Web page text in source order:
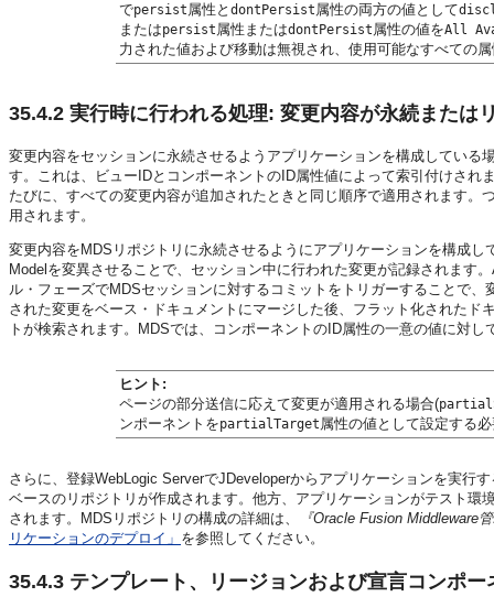
でpersist属性と dontPersist属性の両方の値として
またはpersist属性またはdontPersist属性の値をAll
力された値および移動は無視され、使用可能なすべての
35.4.2 実行時に行われる処理: 変更内容が永続または
変更内容をセッションに永続させるようアプリケーションを構成してい
す。これは、ビューIDとコンポーネントのID属性値によって索引付けさ
たびに、すべての変更内容が追加されたときと同じ順序で適用されます
用されます。
変更内容をMDSリポジトリに永続させるようにアプリケーションを構成
Modelを変異させることで、セッション中に行われた変更が記録されます
ル・フェーズでMDSセッションに対するコミットをトリガーすることで
された変更をベース・ドキュメントにマージした後、フラット化された
トが検索されます。MDSでは、コンポーネントのID属性の一意の値に対し
ヒント:
ページの部分送信に応えて変更が適用される場合(
ンポーネントをpartialTarget属性の値として設定する
さらに、登録WebLogic ServerでJDeveloperからアプリケーションを実行
ベースのリポジトリが作成されます。他方、アプリケーションがテスト
されます。MDSリポジトリの構成の詳細は、
『Oracle Fusion Middleware
リケーションのデプロイ」 を参照してください。
35.4.3 テンプレート、リージョンおよび宣言コンポ